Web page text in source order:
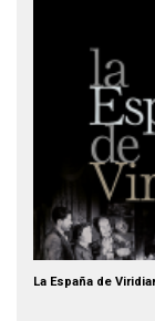
La España de